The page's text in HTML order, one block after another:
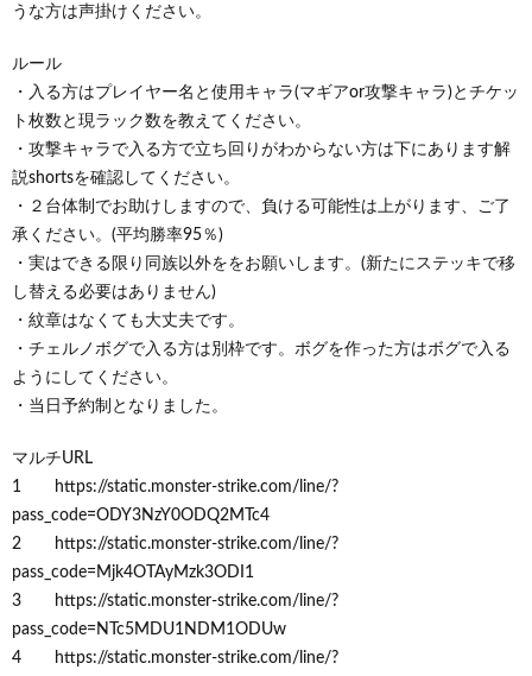
うな方は声掛けください。
ルール
・入る方はプレイヤー名と使用キャラ(マギアor攻撃キャラ)とチケッ
ト枚数と現ラック数を教えてください。
・攻撃キャラで入る方で立ち回りがわからない方は下にあります解
説shortsを確認してください。
・２台体制でお助けしますので、負ける可能性は上がります、ご了
承ください。(平均勝率95％)
・実はできる限り同族以外ををお願いします。(新たにステッキで移
し替える必要はありません)
・紋章はなくても大丈夫です。
・チェルノボグで入る方は別枠です。ボグを作った方はボグで入る
ようにしてください。
・当日予約制となりました。
マルチURL
1 https://static.monster-strike.com/line/?
pass_code=ODY3NzY0ODQ2MTc4
2 https://static.monster-strike.com/line/?
pass_code=Mjk4OTAyMzk3ODI1
3 https://static.monster-strike.com/line/?
pass_code=NTc5MDU1NDM1ODUw
4 https://static.monster-strike.com/line/?